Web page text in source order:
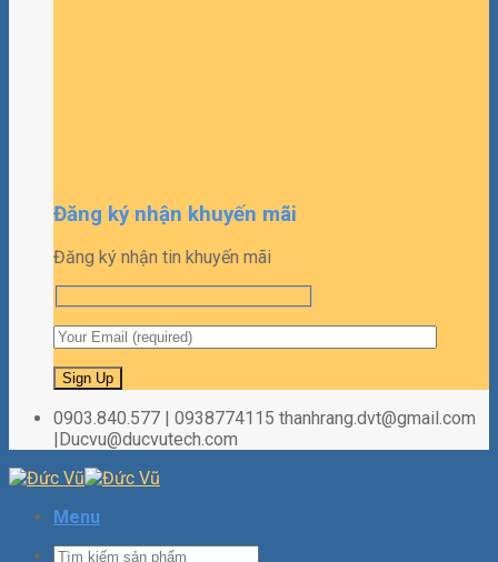
Đăng ký nhận khuyến mãi
Đăng ký nhận tin khuyến mãi
0903.840.577 | 0938774115 thanhrang.dvt@gmail.com
|Ducvu@ducvutech.com
Menu